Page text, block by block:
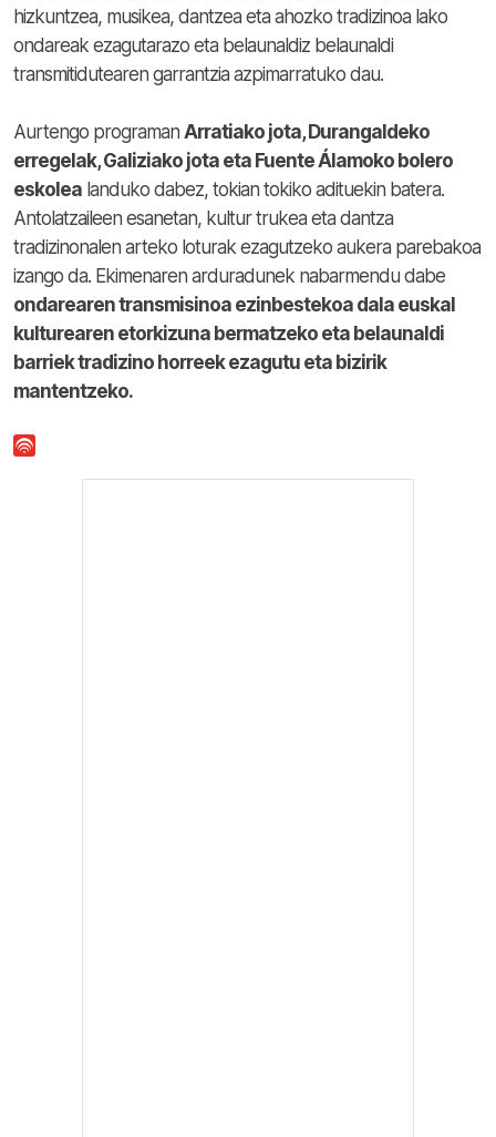
hizkuntzea, musikea, dantzea eta ahozko tradizinoa lako
ondareak ezagutarazo eta belaunaldiz belaunaldi
transmitidutearen garrantzia azpimarratuko dau.
Aurtengo programan Arratiako jota, Durangaldeko
erregelak, Galiziako jota eta Fuente Álamoko bolero
eskolea landuko dabez, tokian tokiko adituekin batera.
Antolatzaileen esanetan, kultur trukea eta dantza
tradizinonalen arteko loturak ezagutzeko aukera parebakoa
izango da. Ekimenaren arduradunek nabarmendu dabe
ondarearen transmisinoa ezinbestekoa dala euskal
kulturearen etorkizuna bermatzeko eta belaunaldi
barriek tradizino horreek ezagutu eta bizirik
mantentzeko.